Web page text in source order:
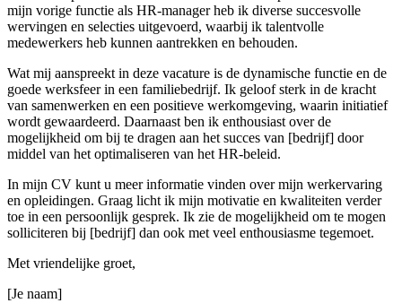
mijn vorige functie als HR-manager heb ik diverse succesvolle
wervingen en selecties uitgevoerd, waarbij ik talentvolle
medewerkers heb kunnen aantrekken en behouden.
Wat mij aanspreekt in deze vacature is de dynamische functie en de
goede werksfeer in een familiebedrijf. Ik geloof sterk in de kracht
van samenwerken en een positieve werkomgeving, waarin initiatief
wordt gewaardeerd. Daarnaast ben ik enthousiast over de
mogelijkheid om bij te dragen aan het succes van [bedrijf] door
middel van het optimaliseren van het HR-beleid.
In mijn CV kunt u meer informatie vinden over mijn werkervaring
en opleidingen. Graag licht ik mijn motivatie en kwaliteiten verder
toe in een persoonlijk gesprek. Ik zie de mogelijkheid om te mogen
solliciteren bij [bedrijf] dan ook met veel enthousiasme tegemoet.
Met vriendelijke groet,
[Je naam]